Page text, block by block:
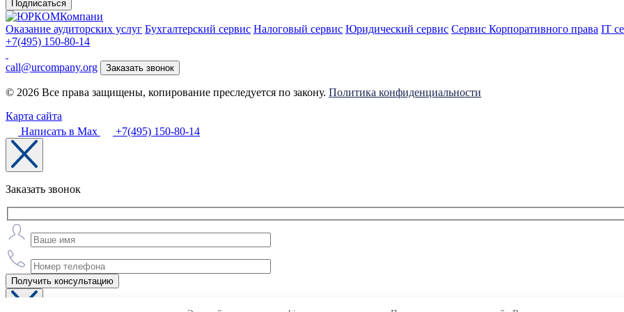
Подписаться
Оказание аудиторских услуг Бухгалтерский сервис Налоговый сервис Юридический сервис Сервис Корпоративного права IT
+7(495) 150-80-14
call@urcompany.org Заказать звонок
© 2026 Все права защищены, копирование преследуется по закону. Политика конфиденциальности
Карта сайта
Написать в Max
+7(495) 150-80-14
Заказать звонок
Получить консультацию